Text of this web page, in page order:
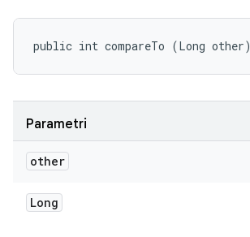
public int compareTo (Long other)
Parametri
other
Long